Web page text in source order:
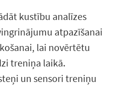
kustību analīzes
atpazīšanai
lai novērtētu
treniņa laikā.
un sensori treniņu